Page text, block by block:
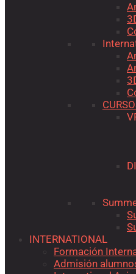
INTERNATIONAL
Formación
Admisión